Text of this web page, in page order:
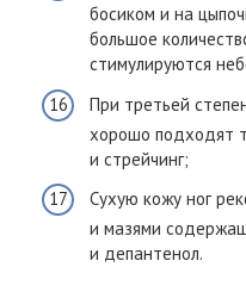
босиком и на
большое
стимулируются
При третьей
хорошо подходят
и стрейчинг;
Сухую кожу ног
и мазями
и депантенол.